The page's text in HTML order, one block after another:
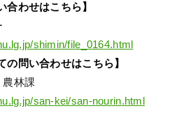
合わせはこちら】
shimin/file_0164.html
の問い合わせはこちら】
林課
san-kei/san-nourin.html